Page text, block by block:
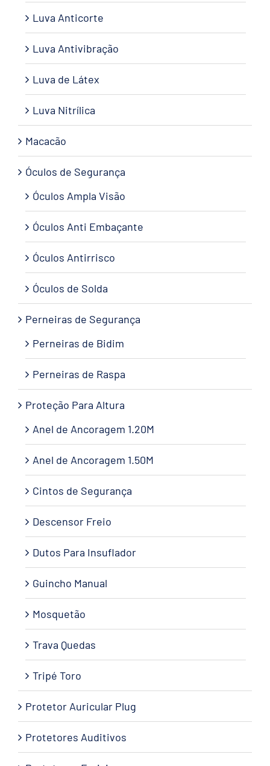
Luva Anticorte
Luva Antivibração
Luva de Látex
Luva Nitrílica
Macacão
Óculos de Segurança
Óculos Ampla Visão
Óculos Anti Embaçante
Óculos Antirrisco
Óculos de Solda
Perneiras de Segurança
Perneiras de Bidim
Perneiras de Raspa
Proteção Para Altura
Anel de Ancoragem 1.20M
Anel de Ancoragem 1.50M
Cintos de Segurança
Descensor Freio
Dutos Para Insuflador
Guincho Manual
Mosquetão
Trava Quedas
Tripé Toro
Protetor Auricular Plug
Protetores Auditivos